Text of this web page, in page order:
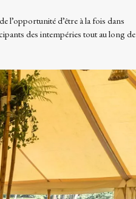
l’opportunité d’être à la fois dans
des intempéries tout au long de